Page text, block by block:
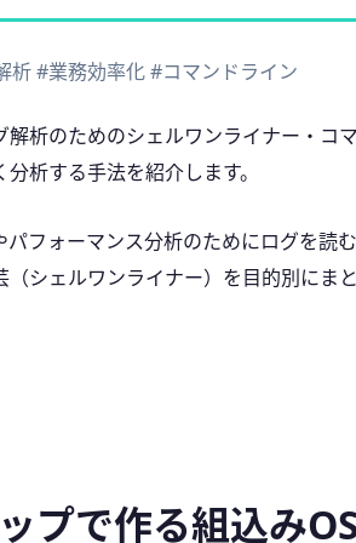
析#業務効率化#コマンドライン
解析のためのシェルワンライナー・
析する手法を紹介します。
フォーマンス分析のためにログを読
シェルワンライナー）を目的別にまと
プで作る組込み